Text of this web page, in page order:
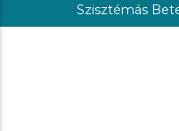
Szisztémás